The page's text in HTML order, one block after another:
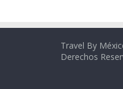
Travel By
Derechos